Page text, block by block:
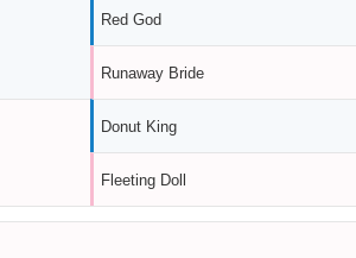
Red God
Runaway Bride
Donut King
Fleeting Doll